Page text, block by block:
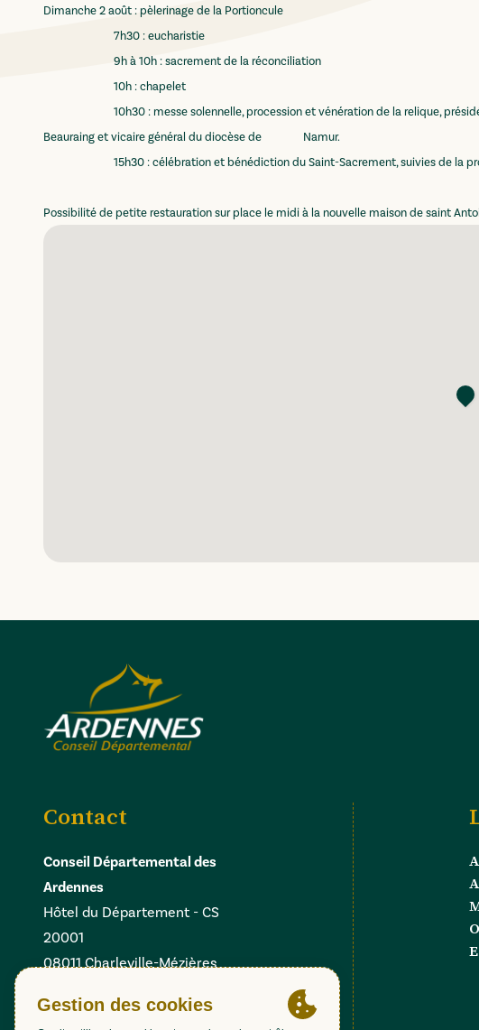
Dimanche 2 août : pèlerinage de la Portioncule
7h30 : eucharistie
9h à 10h : sacrement de la réconciliation
10h : chapelet
10h30 : messe solennelle, procession et vénération de la relique,
Beauraing et vicaire général du diocèse de
Namur.
15h30 : célébration et bénédiction du Saint-Sacrement, suivies de la
Possibilité de petite restauration sur place le midi à la nouvelle maison de saint
Contact
Conseil Départemental des
Ardennes
Hôtel du Département - CS
20001
08011 Charleville-Mézières